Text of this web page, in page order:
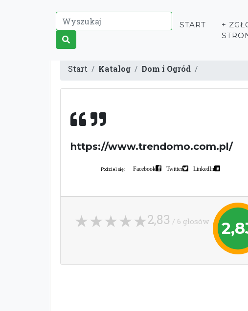
START
+
Start Katalog Dom i Ogród
https://www.trendomo.com.pl/
Podziel się: Facebook Twitter LinkedIn
2,83 / 6 głosów